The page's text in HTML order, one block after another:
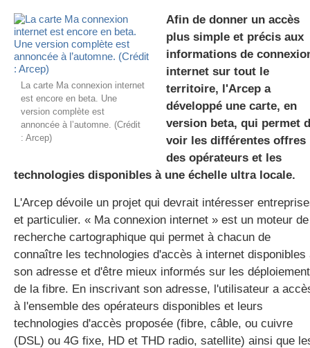
gratuite
La carte Ma connexion internet
est encore en beta. Une
version complète est
annoncée à l’automne. (Crédit
: Arcep)
Afin de donner un accès
plus simple et précis aux
informations de
internet sur tout le
territoire, l'Arcep a
développé une carte, en
version beta, qui permet
voir les différentes offres
des opérateurs et les
technologies disponibles à une échelle ultra locale.
L'Arcep dévoile un projet qui devrait intéresser
et particulier. « Ma connexion internet » est un moteur de
recherche cartographique qui permet à chacun de
connaître les technologies d'accès à internet disponibles
son adresse et d'être mieux informés sur les
de la fibre. En inscrivant son adresse, l'utilisateur a
à l'ensemble des opérateurs disponibles et leurs
technologies d'accès proposée (fibre, câble, ou cuivre
(DSL) ou 4G fixe, HD et THD radio, satellite) ainsi que